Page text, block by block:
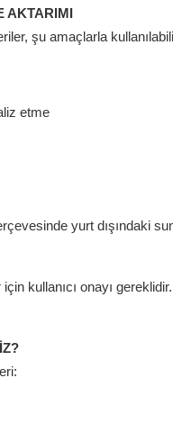
AKTARIMI
şu amaçlarla
etme
yurt dışındaki
kullanıcı onayı